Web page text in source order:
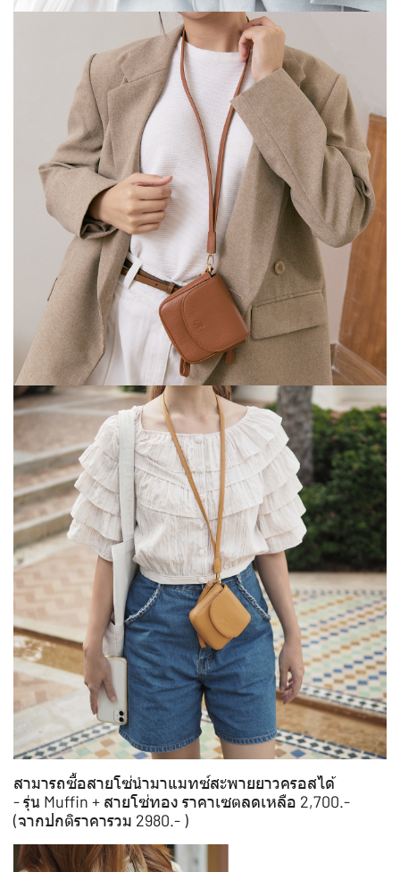
สามารถซื้อสายโซ่นำมาแมทซ์สะพายยาวครอสได้
- รุ่น Muffin + สายโซ่ทอง ราคาเซตลดเหลือ 2,700.-
(จากปกติราคารวม 2980.- )